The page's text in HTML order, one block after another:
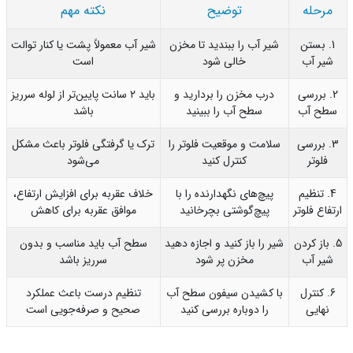
مرحله توضیح نکته مهم
1. بستن
شیر آب
شیر آب را ببندید تا مخزن
خالی شود
شیر آب معمولاً پشت یا کنار توالت
است
2. بررسی
آب
درب مخزن را بردارید و
سطح آب را ببینید
باید ۲ سانت پایین‌تر از لوله سرریز
باشد
3. بررسی
فلوتر
سلامت و موقعیت فلوتر را
کنترل کنید
ترک یا گرفتگی فلوتر باعث مشکل
می‌شود
4. تنظیم
فلوتر
پیچ‌های نگهدارنده را با
پیچ‌گوشتی بچرخانید
خلاف عقربه برای افزایش ارتفاع،
موافق عقربه برای کاهش
باز کردن
شیر آب
شیر را باز کنید و اجازه دهید
مخزن پر شود
سطح آب باید مناسب و بدون
سرریز باشد
6. کنترل
نهایی
با کشیدن سیفون سطح آب
را دوباره بررسی کنید
تنظیم درست باعث عملکرد
صحیح و صرفه‌جویی است